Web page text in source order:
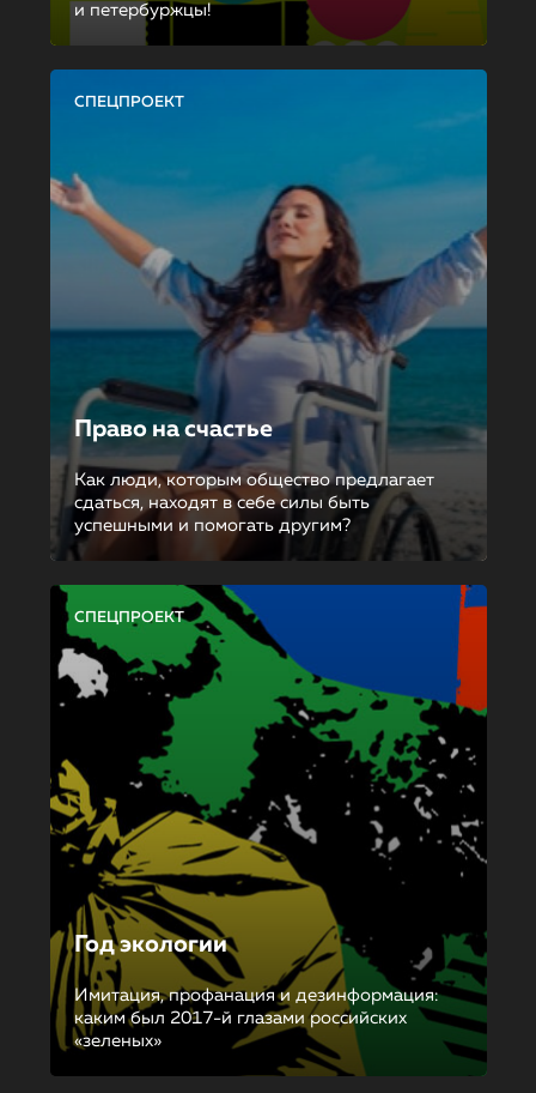
и петербуржцы!
СПЕЦПРОЕКТ
Право на счастье
Как люди, которым общество предлагает
сдаться, находят в себе силы быть
успешными и помогать другим?
СПЕЦПРОЕКТ
Год экологии
Имитация, профанация и дезинформация:
каким был 2017-й глазами российских
«зеленых»